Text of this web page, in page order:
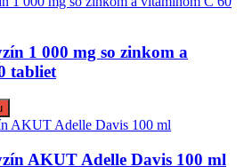
1 000 mg so zinkom a
tabliet
AKUT Adelle Davis 100 ml